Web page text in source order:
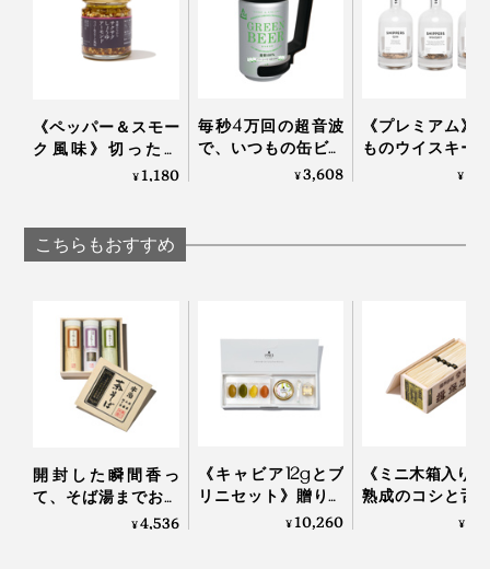
香り高く、クリーミー。口いっぱいに膨らむ豊かな旨
み。洗練された味わいで世界のチーズ通に称賛され
味わいです。
中でも本品は、フランス国内でも評価の高い
リ ド モー」を専門に作り続ける老舗メーカー。
《ペッパー＆スモー
ク風味》切っただ
け・ゆでただけの食
味料」｜サクサクし
ょうゆアーモンド
¥1,180
毎秒4万回の超音波
で、いつもの缶ビー
ルからクリーミーな
¥3,608
《プレミアム》
ものウイスキー
ン、ラムが、樽
¥
こちらもおすすめ
開封した瞬間香っ
て、そば湯までおい
しい。「茶師・米田
¥4,536
《キャビア12gとブ
リニセット》贈り物
にも最適な国産クラ
¥10,260
《ミニ木箱入り》
熟成のコシと舌
「揖保乃糸 ひ
¥